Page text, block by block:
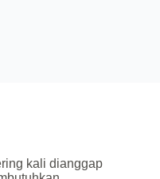
kali dianggap